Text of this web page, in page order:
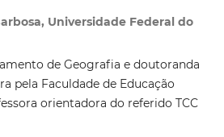
Universidade Federal do
de Geografia e doutoranda
pela Faculdade de Educação
orientadora do referido TCC